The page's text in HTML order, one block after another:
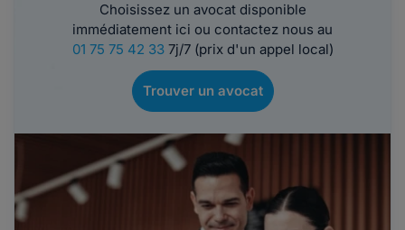
Choisissez un avocat disponible
immédiatement ici ou contactez nous au
01 75 75 42 337j/7 (prix d'un appel local)
Trouver un avocat